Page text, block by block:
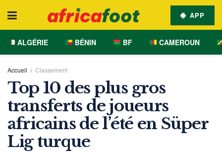
APP
ALGÉRIE BÉNIN BF CAMEROUN
Accueil Classement
Top 10 des plus gros
transferts de joueurs
africains de l’été en Süper
Lig turque